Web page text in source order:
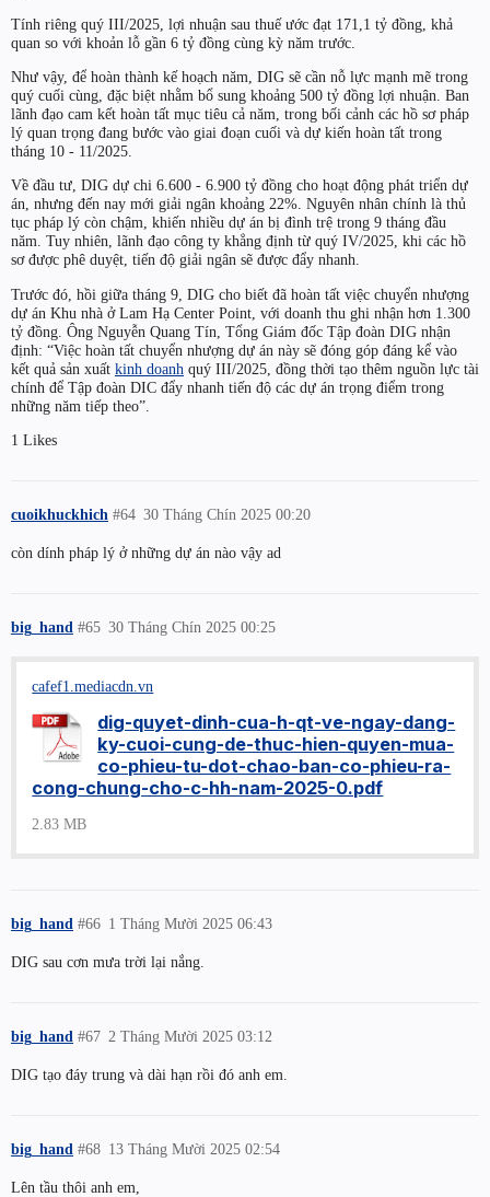
Tính riêng quý III/2025, lợi nhuận sau thuế ước đạt 171,1 tỷ đồng, khả
quan so với khoản lỗ gần 6 tỷ đồng cùng kỳ năm trước.
Như vậy, để hoàn thành kế hoạch năm, DIG sẽ cần nỗ lực mạnh mẽ trong
quý cuối cùng, đặc biệt nhằm bổ sung khoảng 500 tỷ đồng lợi nhuận. Ban
lãnh đạo cam kết hoàn tất mục tiêu cả năm, trong bối cảnh các hồ sơ pháp
lý quan trọng đang bước vào giai đoạn cuối và dự kiến hoàn tất trong
tháng 10 - 11/2025.
Về đầu tư, DIG dự chi 6.600 - 6.900 tỷ đồng cho hoạt động phát triển dự
án, nhưng đến nay mới giải ngân khoảng 22%. Nguyên nhân chính là thủ
tục pháp lý còn chậm, khiến nhiều dự án bị đình trệ trong 9 tháng đầu
năm. Tuy nhiên, lãnh đạo công ty khẳng định từ quý IV/2025, khi các hồ
sơ được phê duyệt, tiến độ giải ngân sẽ được đẩy nhanh.
Trước đó, hồi giữa tháng 9, DIG cho biết đã hoàn tất việc chuyển nhượng
dự án Khu nhà ở Lam Hạ Center Point, với doanh thu ghi nhận hơn 1.300
tỷ đồng. Ông Nguyễn Quang Tín, Tổng Giám đốc Tập đoàn DIG nhận
định: “Việc hoàn tất chuyển nhượng dự án này sẽ đóng góp đáng kể vào
kết quả sản xuất kinh doanh quý III/2025, đồng thời tạo thêm nguồn lực tài
chính để Tập đoàn DIC đẩy nhanh tiến độ các dự án trọng điểm trong
những năm tiếp theo”.
1 Likes
cuoikhuckhich 30 Tháng Chín 2025 00:20
#64
còn dính pháp lý ở những dự án nào vậy ad
big_hand 30 Tháng Chín 2025 00:25
#65
cafef1.mediacdn.vn
dig-quyet-dinh-cua-h-qt-ve-ngay-dang-
ky-cuoi-cung-de-thuc-hien-quyen-mua-
co-phieu-tu-dot-chao-ban-co-phieu-ra-
cong-chung-cho-c-hh-nam-2025-0.pdf
2.83 MB
big_hand 1 Tháng Mười 2025 06:43
#66
DIG sau cơn mưa trời lại nắng.
big_hand 2 Tháng Mười 2025 03:12
#67
DIG tạo đáy trung và dài hạn rồi đó anh em.
big_hand 13 Tháng Mười 2025 02:54
#68
Lên tầu thôi anh em,